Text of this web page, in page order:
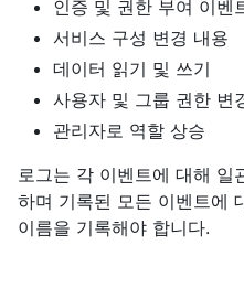
인증 및 권한 부여 이벤
서비스 구성 변경 내용
데이터 읽기 및 쓰기
사용자 및 그룹 권한 변
관리자로 역할 상승
로그는 각 이벤트에 대해 일
하며 기록된 모든 이벤트에
이름을 기록해야 합니다.